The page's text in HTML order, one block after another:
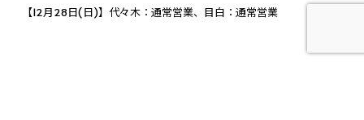
【12月28日(日)】代々木：通常営業、目白：通常営業